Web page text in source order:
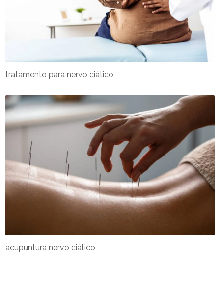
acupuntura nervo ciático
tratamento para nervo ciático